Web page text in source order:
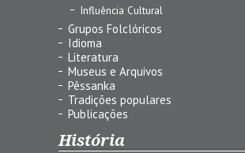
Influência Cultural
Grupos Folclóricos
Idioma
Literatura
Museus e Arquivos
Pêssanka
Tradições populares
Publicações
História